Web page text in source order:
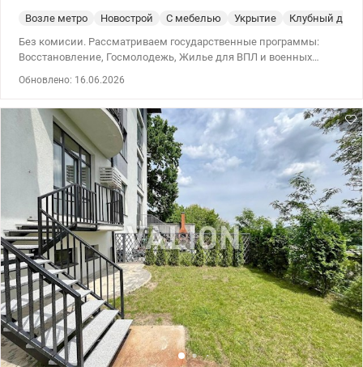
Возле метро Новострой С мебелью Укрытие
Клубный дом
Без комисии. Рассматриваем государственные программы:
Восстановление, Госмолодежь, Жилье для ВПЛ и военных
5 этаже 5-ти этажного утепленного дома. Общая площадь 63,2
кв.м. Отдельно есть 2 комнаты под гардероб. До сделки ремонт
будет закончен. (Есть возможность обустроить мебелью и
техникой, тогда цена будет 115 700 у.е.) Комплекс с закрытой
территорией, камерами видеонаблюдения, с большим
паркингом. Находится среди парков и сквера. Рядом с ЖК
находятся: детский сад, учебные заведения, спортивный
комплекс, магазины, кафе, банкоматы, салоны, аптеки, новая
почта. Остановки общественного транспорта и городской
электрички. До метро Сырец 500 метров. Большой опыт помощи
при покупке квартир по государственным программам,
безналичный расчет 1) Госмолодежь, Еоселя (Е-оселя),
Восстановление, Сертификат 2) Жилье для ВПЛ и военных
(постановление 280 и др.) Цена 104 280 у.е. Без комиссии для
покупателя. Звоните. Записывайтесь на просмотр. Александр
Зайцев 0990100903, 0972910726 valion.ua/1152467
Обновлено: 16.06.2026